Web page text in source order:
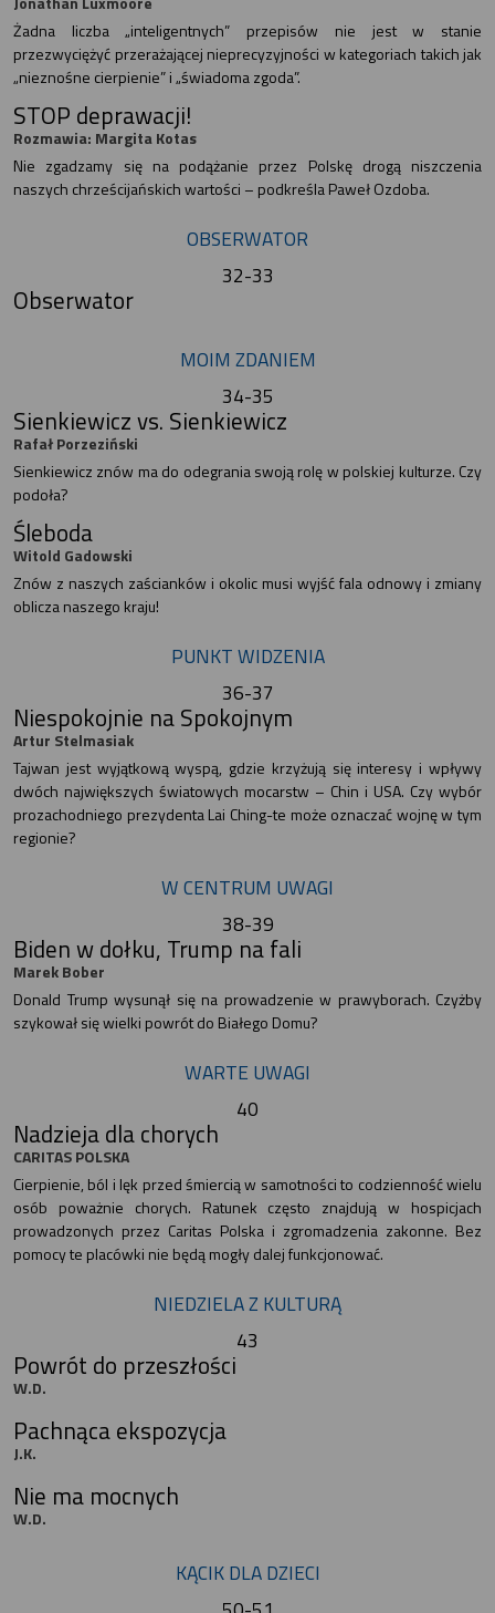
Żadna liczba „inteligentnych” przepisów nie jest w stanie
przezwyciężyć przerażającej nieprecyzyjności w kategoriach takich jak
„nieznośne cierpienie” i „świadoma zgoda”.
STOP deprawacji!
Rozmawia: Margita Kotas
Nie zgadzamy się na podążanie przez Polskę drogą niszczenia
naszych chrześcijańskich wartości – podkreśla Paweł Ozdoba.
OBSERWATOR
32-33
Obserwator
MOIM ZDANIEM
34-35
Sienkiewicz vs. Sienkiewicz
Rafał Porzeziński
Sienkiewicz znów ma do odegrania swoją rolę w polskiej kulturze. Czy
podoła?
Śleboda
Witold Gadowski
Znów z naszych zaścianków i okolic musi wyjść fala odnowy i zmiany
oblicza naszego kraju!
PUNKT WIDZENIA
36-37
Niespokojnie na Spokojnym
Artur Stelmasiak
Tajwan jest wyjątkową wyspą, gdzie krzyżują się interesy i wpływy
dwóch największych światowych mocarstw – Chin i USA. Czy wybór
prozachodniego prezydenta Lai Ching-te może oznaczać wojnę w tym
regionie?
W CENTRUM UWAGI
38-39
Biden w dołku, Trump na fali
Marek Bober
Donald Trump wysunął się na prowadzenie w prawyborach. Czyżby
szykował się wielki powrót do Białego Domu?
WARTE UWAGI
40
Nadzieja dla chorych
CARITAS POLSKA
Cierpienie, ból i lęk przed śmiercią w samotności to codzienność wielu
osób poważnie chorych. Ratunek często znajdują w hospicjach
prowadzonych przez Caritas Polska i zgromadzenia zakonne. Bez
pomocy te placówki nie będą mogły dalej funkcjonować.
NIEDZIELA Z KULTURĄ
43
Powrót do przeszłości
W.D.
Pachnąca ekspozycja
J.K.
Nie ma mocnych
W.D.
KĄCIK DLA DZIECI